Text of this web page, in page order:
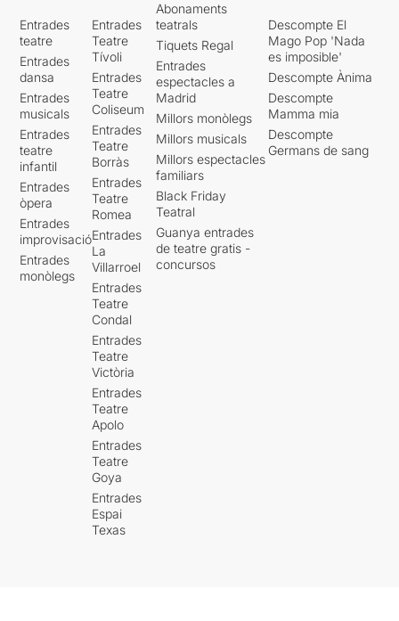
Entrades
teatre
Entrades
dansa
Entrades
musicals
Entrades
teatre
infantil
Entrades
òpera
Entrades
improvisació
Entrades
monòlegs
Entrades
Teatre
Tívoli
Entrades
Teatre
Coliseum
Entrades
Teatre
Borràs
Entrades
Teatre
Romea
Entrades
La
Villarroel
Entrades
Teatre
Condal
Entrades
Teatre
Victòria
Entrades
Teatre
Apolo
Entrades
Teatre
Goya
Entrades
Espai
Texas
Abonaments
teatrals
Tiquets Regal
Entrades
espectacles a
Madrid
Millors monòlegs
Millors musicals
Millors espectacles
familiars
Black Friday
Teatral
Guanya entrades
de teatre gratis -
concursos
Descompte El
Mago Pop 'Nada
es imposible'
Descompte Ànima
Descompte
Mamma mia
Descompte
Germans de sang